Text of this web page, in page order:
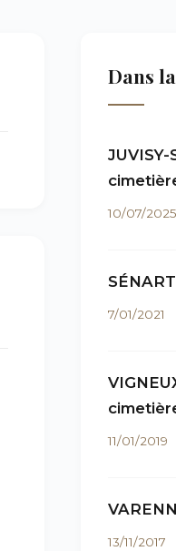
Dans
JUVISY-
10/07/2025
7/01/2021
11/01/2019
13/11/2017